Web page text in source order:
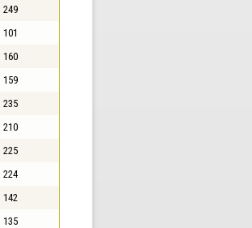
249
101
160
159
235
210
225
224
142
135